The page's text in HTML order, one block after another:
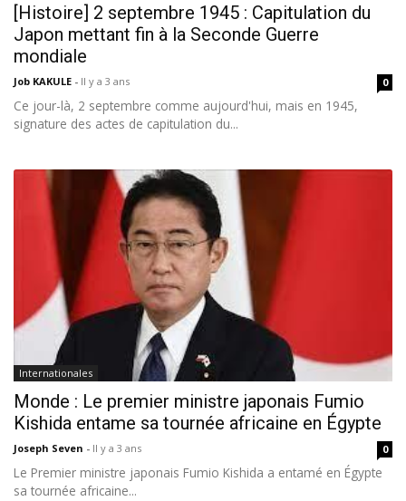
[Histoire] 2 septembre 1945 : Capitulation du
Japon mettant fin à la Seconde Guerre
mondiale
Job KAKULE - Il y a 3 ans 0
Ce jour-là, 2 septembre comme aujourd'hui, mais en 1945,
signature des actes de capitulation du...
Internationales
Monde : Le premier ministre japonais Fumio
Kishida entame sa tournée africaine en Égypte
Joseph Seven - Il y a 3 ans 0
Le Premier ministre japonais Fumio Kishida a entamé en Égypte
sa tournée africaine...